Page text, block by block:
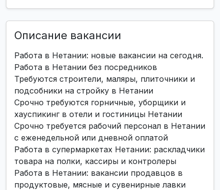
Описание вакансии
Работа в Нетании: новые вакансии на сегодня.
Работа в Нетании без посредников
Требуются строители, маляры, плиточники и
подсобники на стройку в Нетании
Срочно требуются горничные, уборщики и
хауспикинг в отели и гостиницы Нетании
Срочно требуется рабочий персонал в Нетании
с еженедельной или дневной оплатой
Работа в супермаркетах Нетании: раскладчики
товара на полки, кассиры и контролеры
Работа в Нетании: вакансии продавцов в
продуктовые, мясные и сувенирные лавки